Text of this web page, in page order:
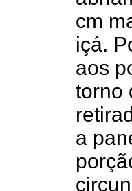
cm
içá.
aos
torno
a